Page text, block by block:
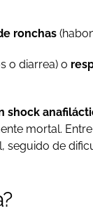
ronchas
o diarrea) o
shock
mortal.
de